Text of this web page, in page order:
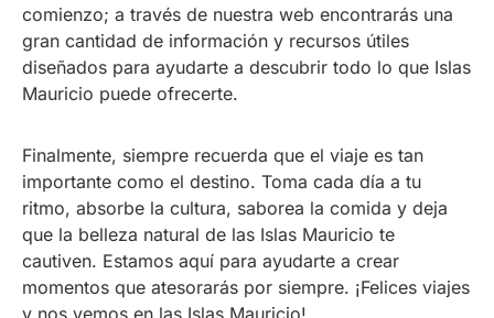
comienzo; a través de nuestra web encontrarás una
gran cantidad de información y recursos útiles
diseñados para ayudarte a descubrir todo lo que Islas
Mauricio puede ofrecerte.
Finalmente, siempre recuerda que el viaje es tan
importante como el destino. Toma cada día a tu
ritmo, absorbe la cultura, saborea la comida y deja
que la belleza natural de las Islas Mauricio te
cautiven. Estamos aquí para ayudarte a crear
momentos que atesorarás por siempre. ¡Felices viajes
y nos vemos en las Islas Mauricio!